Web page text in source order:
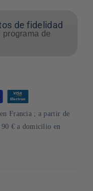
de fidelidad
programa de
Francia ; a partir de
€ a domicilio en